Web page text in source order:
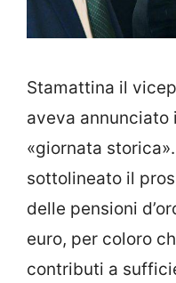
Stamattina il
aveva
«giornata
sottolineato il
delle pensioni
euro, per coloro
contributi a